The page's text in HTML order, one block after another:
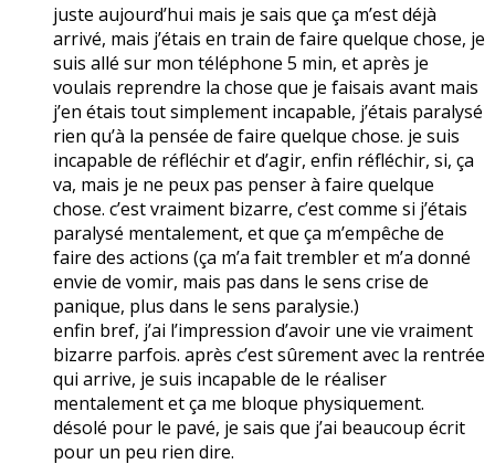
juste aujourd’hui mais je sais que ça m’est déjà
arrivé, mais j’étais en train de faire quelque chose, je
suis allé sur mon téléphone 5 min, et après je
voulais reprendre la chose que je faisais avant mais
j’en étais tout simplement incapable, j’étais paralysé
rien qu’à la pensée de faire quelque chose. je suis
incapable de réfléchir et d’agir, enfin réfléchir, si, ça
va, mais je ne peux pas penser à faire quelque
chose. c’est vraiment bizarre, c’est comme si j’étais
paralysé mentalement, et que ça m’empêche de
faire des actions (ça m’a fait trembler et m’a donné
envie de vomir, mais pas dans le sens crise de
panique, plus dans le sens paralysie.)
enfin bref, j’ai l’impression d’avoir une vie vraiment
bizarre parfois. après c’est sûrement avec la rentrée
qui arrive, je suis incapable de le réaliser
mentalement et ça me bloque physiquement.
désolé pour le pavé, je sais que j’ai beaucoup écrit
pour un peu rien dire.